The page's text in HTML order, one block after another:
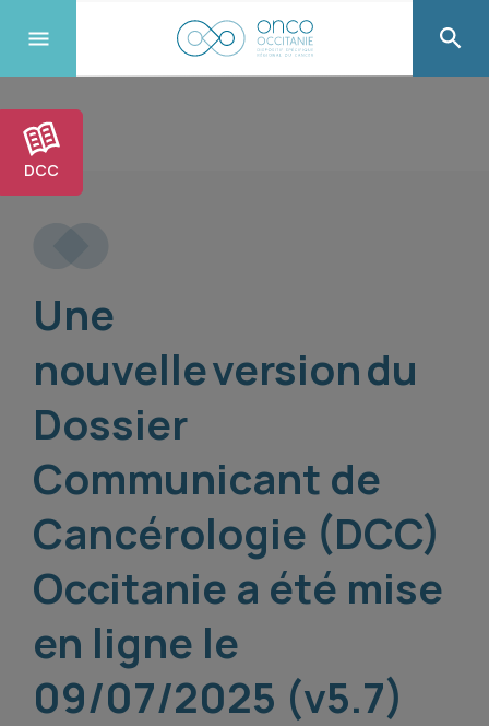
DCC
Une
nouvelle version du
Dossier
Communicant de
Cancérologie (DCC)
Occitanie a été mise
en ligne le
09/07/2025 (v5.7)